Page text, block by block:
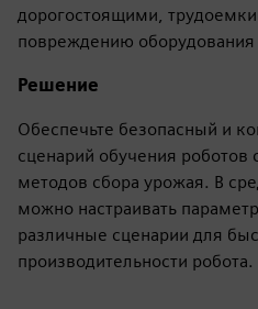
дорогостоящими,
повреждению
Решение
Обеспечьте безопасный и
сценарий обучения
методов сбора урожая. В
можно настраивать
различные сценарии для
производительности робота.